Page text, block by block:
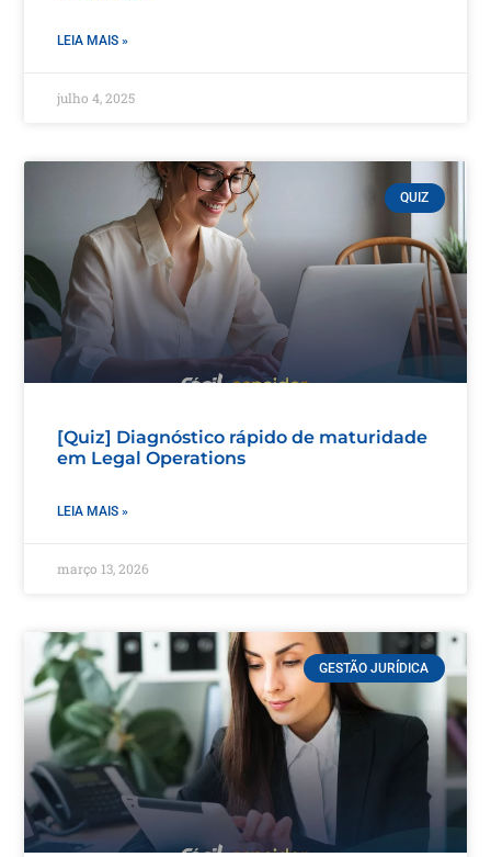
LEIA MAIS »
julho 4, 2025
QUIZ
[Quiz] Diagnóstico rápido de maturidade
em Legal Operations
LEIA MAIS »
março 13, 2026
GESTÃO JURÍDICA